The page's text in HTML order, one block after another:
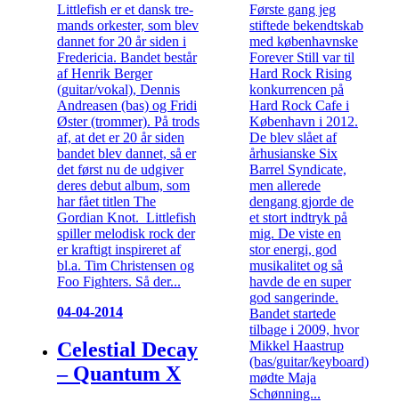
Littlefish er et dansk tre-
mands orkester, som blev
dannet for 20 år siden i
Fredericia. Bandet består
af Henrik Berger
(guitar/vokal), Dennis
Andreasen (bas) og Fridi
Øster (trommer). På trods
af, at det er 20 år siden
bandet blev dannet, så er
det først nu de udgiver
deres debut album, som
har fået titlen The
Gordian Knot. Littlefish
spiller melodisk rock der
er kraftigt inspireret af
bl.a. Tim Christensen og
Foo Fighters. Så der...
04-04-2014
Celestial Decay
– Quantum X
Første gang jeg
stiftede bekendtskab
med københavnske
Forever Still var til
Hard Rock Rising
konkurrencen på
Hard Rock Cafe i
København i 2012.
De blev slået af
århusianske Six
Barrel Syndicate,
men allerede
dengang gjorde de
et stort indtryk på
mig. De viste en
stor energi, god
musikalitet og så
havde de en super
god sangerinde.
Bandet startede
tilbage i 2009, hvor
Mikkel Haastrup
(bas/guitar/keyboard)
mødte Maja
Schønning...